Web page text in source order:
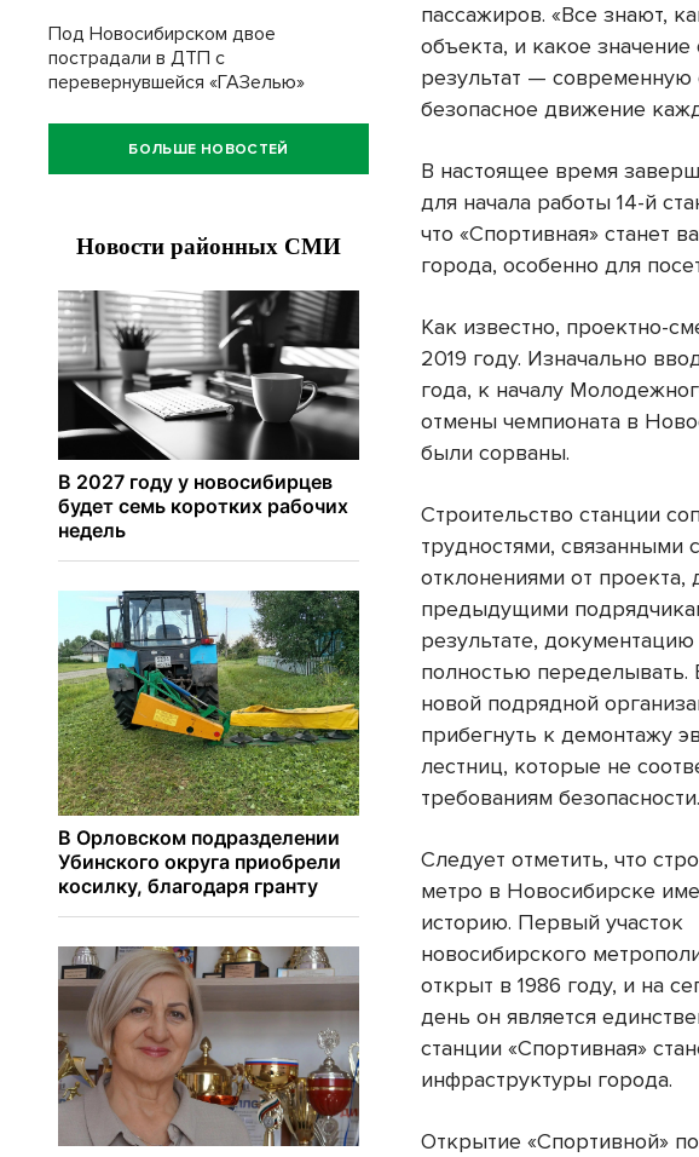
пассажиров. «Все знают,
объекта, и какое
результат —
безопасное движение
В настоящее время
для начала работы 14-й
что «Спортивная» станет
города, особенно для
Как известно, проектно-
2019 году. Изначально
года, к началу
отмены чемпионата в
были сорваны.
Строительство станции
трудностями, связанными с
отклонениями от
предыдущими
результате,
полностью переделывать.
новой подрядной
прибегнуть к демонтажу
лестниц, которые не
требованиям безопасности.
Следует отметить, что
метро в Новосибирске
историю. Первый участок
новосибирского
открыт в 1986 году, и на
день он является
станции «Спортивная»
инфраструктуры города.
Открытие «Спортивной»
Под Новосибирском двое
пострадали в ДТП с
перевернувшейся «ГАЗелью»
БОЛЬШЕ НОВОСТЕЙ